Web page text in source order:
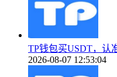
TP钱包买USDT，认
2026-08-07 12:53:04